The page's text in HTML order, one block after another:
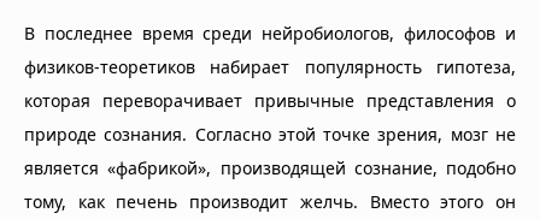
В последнее время среди нейробиологов, философов и
физиков-теоретиков набирает популярность гипотеза,
которая переворачивает привычные представления о
природе сознания. Согласно этой точке зрения, мозг не
является «фабрикой», производящей сознание, подобно
тому, как печень производит желчь. Вместо этого он